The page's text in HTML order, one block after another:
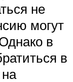
не
могут
в
в